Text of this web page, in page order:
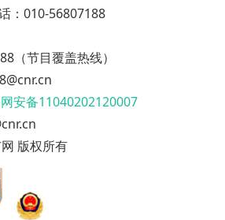
：010-56807188
（节目覆盖热线）
安备11040202120007
版权所有